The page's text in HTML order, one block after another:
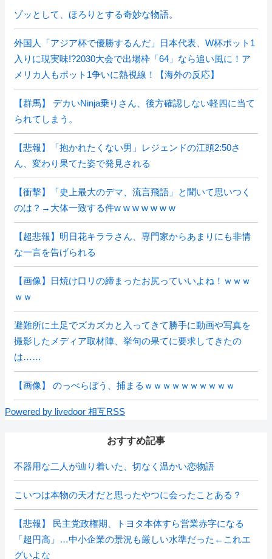
ゾッとして、ほろりとする奇妙な物語。
外国人「アジア杯で優勝するんだ」日本代表、W杯ポット1
入りに現実味!?2030大会で出場枠「64」なら追い風に！ア
メリカ人もポット1争いに熱視線！【海外の反応】
【群馬】 デカいNinja乗りさん、後方確認しない軽四に当て
られてしまう。
【悲報】「抱かれたくない男」レジェンドの江頭2:50さ
ん、変わり果てた姿で発見される
【衝撃】「史上最大のデマ、流言飛語」と聞いて思いつく
のは？→大体一致する件w w w w w w w
【超悲報】明日花キララさん、専門家からあまりにも非情
な一言を告げられる
【画像】日焼け口リの締まったお尻っていいよね！ｗｗｗ
ｗｗ
避難所に土足でズカズカと入ってきて勝手に動画や写真を
撮影したメディア取材陣、挙句の果てに要求してきたの
は……
【画像】 のっぺらぼう、捕まるｗｗｗｗｗｗｗｗｗｗ
Powered by livedoor 相互RSS
おすすめ記事
不器用な二人が辿り着いた、切なく温かい恋物語
こいつは本物の天才だと思ったやつに会ったことある？
【悲報】 民主党政権期、トヨタ本体すら営業赤字になる
「超円高」…中小企業の景況も厳しい水準だった←これエ
グいよな